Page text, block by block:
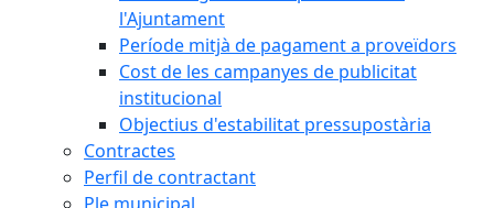
l'Ajuntament
Període mitjà de pagament a proveïdors
Cost de les campanyes de publicitat
institucional
Objectius d'estabilitat pressupostària
Contractes
Perfil de contractant